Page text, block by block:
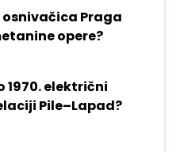
Praga
opere?
1970. električni
Pile–Lapad?